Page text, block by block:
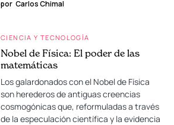
por Carlos Chimal
CIENCIA Y TECNOLOGÍA
Nobel de Física: El poder de las
matemáticas
Los galardonados con el Nobel de Física
son herederos de antiguas creencias
cosmogónicas que, reformuladas a través
de la especulación científica y la evidencia